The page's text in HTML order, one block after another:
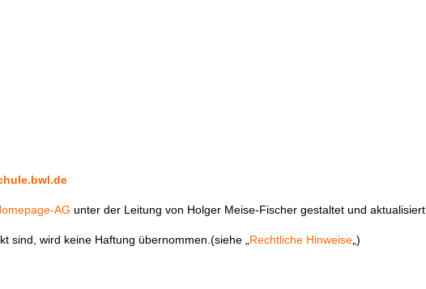
AG unter der Leitung von Holger Meise-Fischer gestaltet und aktualisiert.
wird keine Haftung übernommen.(siehe „ Rechtliche Hinweise „)